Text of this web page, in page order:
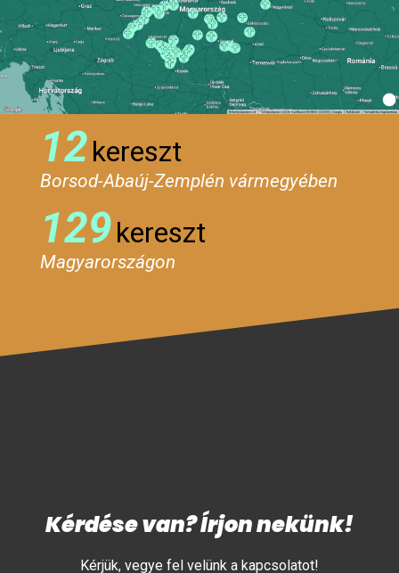
12kereszt
Borsod-Abaúj-Zemplén vármegyében
129kereszt
Magyarországon
Kérdése van? Írjon nekünk!
Kérjük, vegye fel velünk a kapcsolatot!